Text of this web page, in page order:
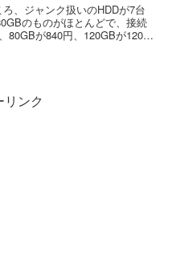
、ジャンク扱いのHDDが7台
のものがほとんどで、接続
80GBが840円、120GBが1200
ンク